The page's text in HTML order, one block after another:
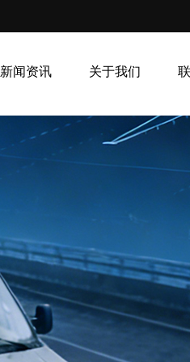
新闻资讯 关于我们